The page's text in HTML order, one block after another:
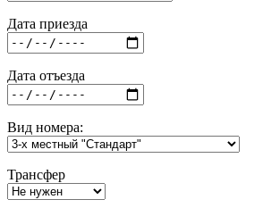
Дата приезда
Дата отъезда
Вид номера:
Трансфер